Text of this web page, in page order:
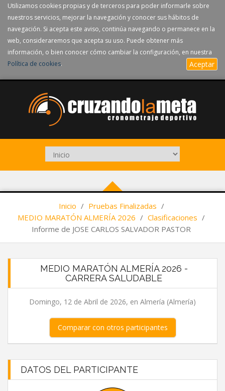
Utilizamos cookies propias y de terceros para poder informarle sobre
nuestros servicios, mejorar la navegación y conocer sus hábitos de
navegación. Si acepta este aviso, continúa navegando o permanece en la
web, consideraremos que acepta su uso. Puede obtener más
información, o bien conocer cómo cambiar la configuración, en nuestra
Política de cookies. Aceptar
Inicio / Pruebas Finalizadas /
MEDIO MARATÓN ALMERÍA 2026 / Clasificaciones /
Informe de JOSE CARLOS SALVADOR PASTOR
MEDIO MARATÓN ALMERÍA 2026 -
CARRERA SALUDABLE
Domingo, 12 de Abril de 2026, en Almería (Almería)
Comparar con otros participantes
DATOS DEL PARTICIPANTE